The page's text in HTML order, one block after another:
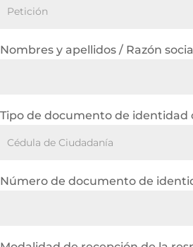
Nombres y apellidos / Razón
Tipo de documento de identidad
Número de documento de